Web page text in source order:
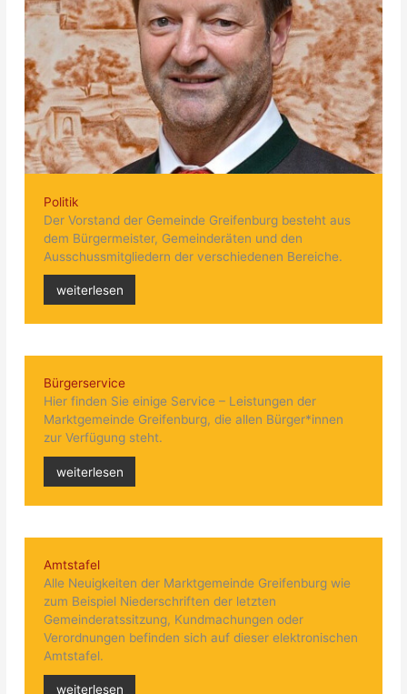
Politik
Der Vorstand der Gemeinde Greifenburg besteht aus
dem Bürgermeister, Gemeinderäten und den
Ausschussmitgliedern der verschiedenen Bereiche.
weiterlesen
Bürgerservice
Hier finden Sie einige Service – Leistungen der
Marktgemeinde Greifenburg, die allen Bürger*innen
zur Verfügung steht.
weiterlesen
Amtstafel
Alle Neuigkeiten der Marktgemeinde Greifenburg wie
zum Beispiel Niederschriften der letzten
Gemeinderatssitzung, Kundmachungen oder
Verordnungen befinden sich auf dieser elektronischen
Amtstafel.
weiterlesen